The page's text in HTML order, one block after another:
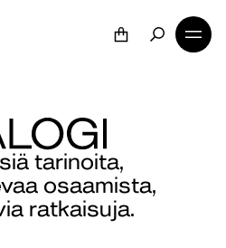
tarinoita,
osaamista,
ratkaisuja.